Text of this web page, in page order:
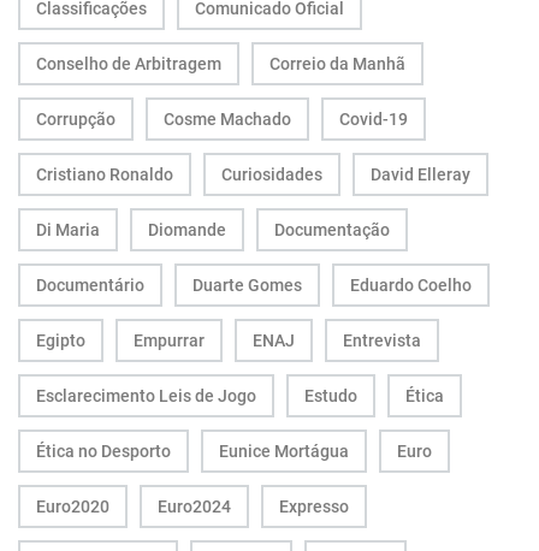
Classificações Comunicado Oficial
Conselho de Arbitragem Correio da Manhã
Corrupção Cosme Machado Covid-19
Cristiano Ronaldo Curiosidades David Elleray
Di Maria Diomande Documentação
Documentário Duarte Gomes Eduardo Coelho
Egipto Empurrar ENAJ Entrevista
Esclarecimento Leis de Jogo Estudo Ética
Ética no Desporto Eunice Mortágua Euro
Euro2020 Euro2024 Expresso